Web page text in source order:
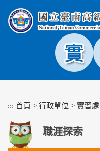
塊
::: 首頁 > 行政單位 > 實習處
職涯探索